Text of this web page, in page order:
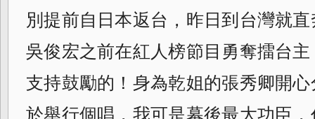
別提前自日本返台， 昨日到台灣就
吳俊宏之前在紅人榜節目勇奪擂台
支持鼓勵的！ 身為乾姐的張秀卿開
於舉行個唱， 我可是幕後最大功臣